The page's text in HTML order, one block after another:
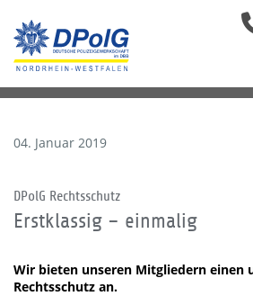
04. Januar 2019
DPolG Rechtsschutz
Erstklassig – einmalig
Wir bieten unseren Mitgliedern einen
Rechtsschutz an.